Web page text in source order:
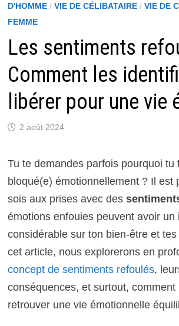
D'HOMME/ VIE DE CÉLIBATAIRE/ VIE DE
FEMME
Les sentiments
Comment les
libérer pour une vie
2 août 2024
Tu te demandes parfois pourquoi tu
bloqué(e) émotionnellement ? Il est
sois aux prises avec des
émotions enfouies peuvent avoir un
considérable sur ton bien-être et
cet article, nous explorerons en
concept de sentiments refoulés,
conséquences, et surtout, comment
retrouver une vie émotionnelle